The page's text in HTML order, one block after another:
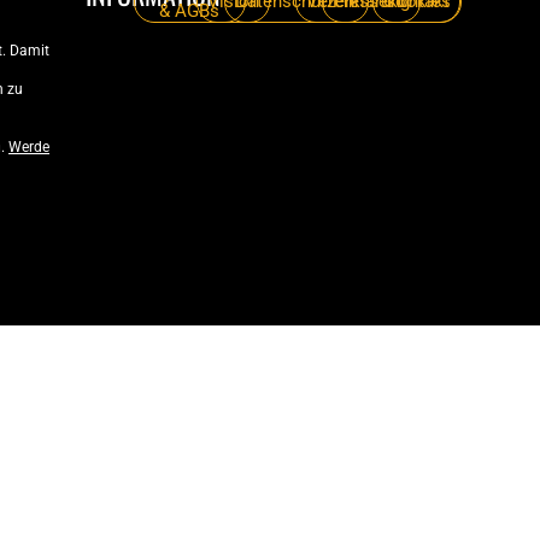
Damit
zu
Werde
& AGBs